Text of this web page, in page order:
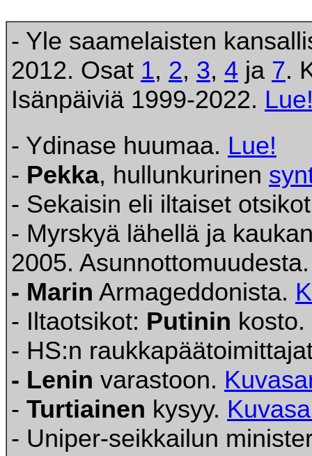
- Yle saamelaisten
2012. Osat 1, 2, 3, 4 ja 7.
Isänpäiviä 1999-2022.
- Ydinase huumaa. Lue!
- Pekka, hullunkurinen
- Sekaisin eli iltaiset
- Myrskyä lähellä ja
2005.
- Marin Armageddonista.
- Iltaotsikot: Putinin kosto.
- HS:n
- Lenin varastoon.
- Turtiainen kysyy.
- Uniper-seikkailun